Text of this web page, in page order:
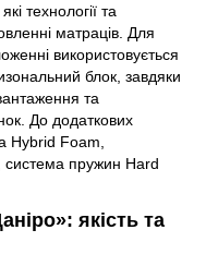
технології та
матраців. Для
використовується
блок, завдяки
та
До додаткових
Hybrid Foam,
система пружин Hard
якість та